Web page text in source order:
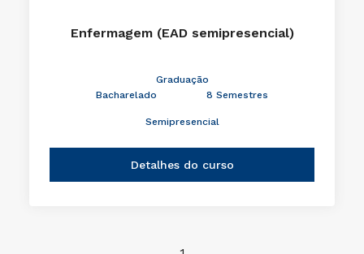
Enfermagem (EAD semipresencial)
Graduação
Bacharelado
8 Semestres
Semipresencial
Detalhes do curso